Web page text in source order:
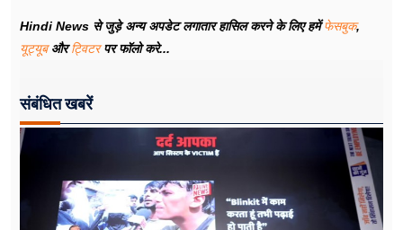
Hindi News से जुड़े अन्य अपडेट लगातार हासिल करने के लिए हमेंफेसबुक,
यूट्यूबऔरट्विटरपर फॉलो करे...
संबंधित खबरें